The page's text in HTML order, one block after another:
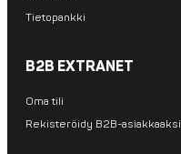
Tietopankki
B2B EXTRANET
Oma tili
Rekisteröidy B2B-asiakkaaksi